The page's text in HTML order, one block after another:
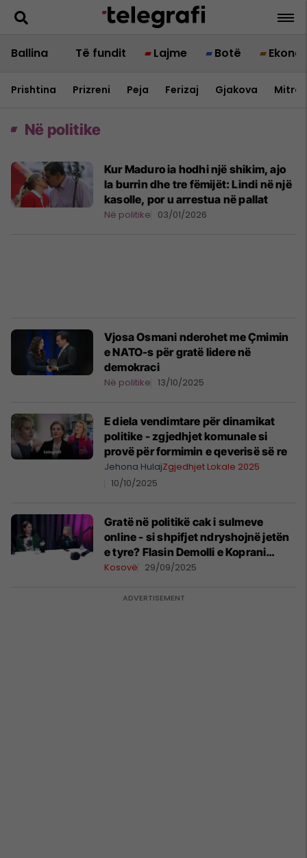
Ballina Të fundit Lajme Botë
Prishtina Prizreni Peja Ferizaj Gjakova
Në politike
Kur Maduro ia hodhi një shikim, ajo
la burrin dhe tre fëmijët: Lindi në një
kasolle, por u arrestua në pallat
Në politike 03/01/2026
Vjosa Osmani nderohet me Çmimin
e NATO-s për gratë lidere në
demokraci
Në politike 13/10/2025
E diela vendimtare për dinamikat
politike - zgjedhjet komunale si
provë për formimin e qeverisë së re
Jehona HulajZgjedhjet Lokale 2025
10/10/2025
Gratë në politikë cak i sulmeve
online - si shpifjet ndryshojnë jetën
e tyre? Flasin Demolli e Koprani
Muçaj
Kosovë 29/09/2025